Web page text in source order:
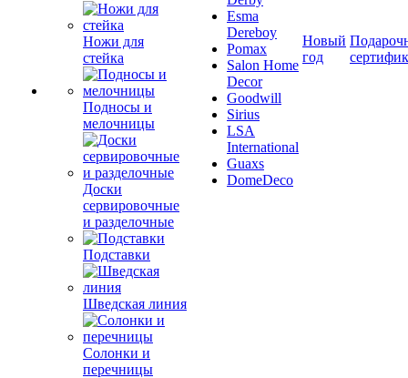
Ножи для
стейка
Подносы и
мелочницы
Доски
сервировочные
и разделочные
Подставки
Шведская линия
Солонки и
перечницы
Esma
Dereboy
Pomax
Salon Home
Decor
Goodwill
Sirius
LSA
International
Guaxs
DomeDeco
Новый
год